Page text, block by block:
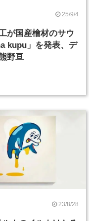
25/9/4
が国産檜材のサウ
kupu」を発表、デ
野亘
23/8/28